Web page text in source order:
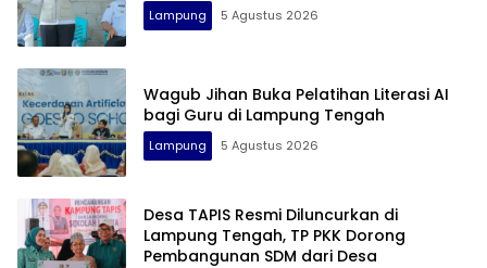
Lampung 5 Agustus 2026
Wagub Jihan Buka Pelatihan Literasi AI
bagi Guru di Lampung Tengah
Lampung 5 Agustus 2026
Desa TAPIS Resmi Diluncurkan di
Lampung Tengah, TP PKK Dorong
Pembangunan SDM dari Desa